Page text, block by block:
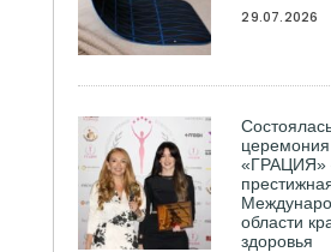
29.07.2026
«ГРАЦИЯ»
области
здоровья